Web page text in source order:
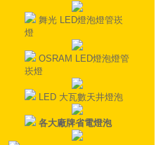
舞光 LED燈泡燈管崁
燈
OSRAM LED燈泡燈管
崁燈
LED 大瓦數天井燈泡
各大廠牌省電燈泡